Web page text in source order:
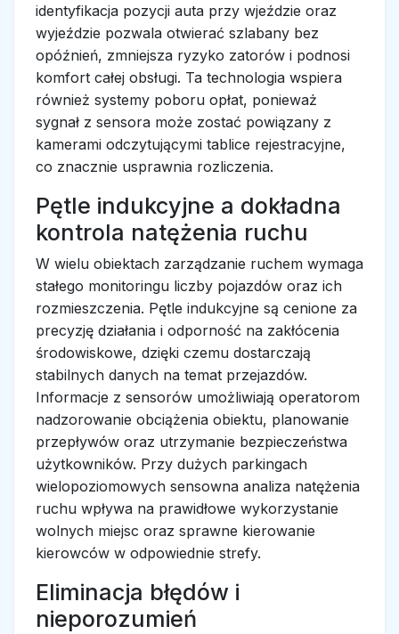
identyfikacja pozycji auta przy wjeździe oraz
wyjeździe pozwala otwierać szlabany bez
opóźnień, zmniejsza ryzyko zatorów i podnosi
komfort całej obsługi. Ta technologia wspiera
również systemy poboru opłat, ponieważ
sygnał z sensora może zostać powiązany z
kamerami odczytującymi tablice rejestracyjne,
co znacznie usprawnia rozliczenia.
Pętle indukcyjne a dokładna
kontrola natężenia ruchu
W wielu obiektach zarządzanie ruchem wymaga
stałego monitoringu liczby pojazdów oraz ich
rozmieszczenia. Pętle indukcyjne są cenione za
precyzję działania i odporność na zakłócenia
środowiskowe, dzięki czemu dostarczają
stabilnych danych na temat przejazdów.
Informacje z sensorów umożliwiają operatorom
nadzorowanie obciążenia obiektu, planowanie
przepływów oraz utrzymanie bezpieczeństwa
użytkowników. Przy dużych parkingach
wielopoziomowych sensowna analiza natężenia
ruchu wpływa na prawidłowe wykorzystanie
wolnych miejsc oraz sprawne kierowanie
kierowców w odpowiednie strefy.
Eliminacja błędów i
nieporozumień